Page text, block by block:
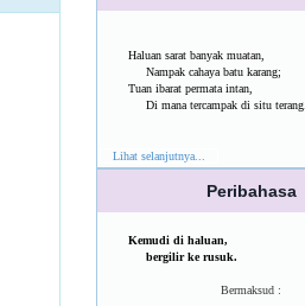
Haluan sarat banyak muatan,
Nampak cahaya batu karang;
Tuan ibarat permata intan,
Di mana tercampak di situ terang.
Lihat selanjutnya...
Peribahasa
Kemudi di haluan,
bergilir ke rusuk.
Bermaksud :